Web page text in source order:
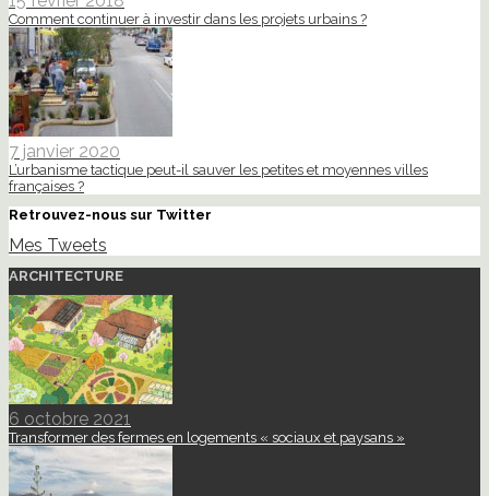
Comment continuer à investir dans les projets urbains ?
7 janvier 2020
L’urbanisme tactique peut-il sauver les petites et moyennes villes
françaises ?
Retrouvez-nous sur Twitter
Mes Tweets
ARCHITECTURE
6 octobre 2021
Transformer des fermes en logements « sociaux et paysans »